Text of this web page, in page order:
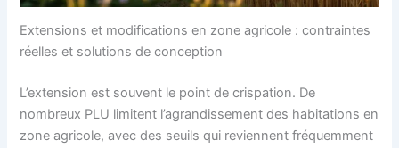
Extensions et modifications en zone agricole : contraintes
réelles et solutions de conception
L’extension est souvent le point de crispation. De
nombreux PLU limitent l’agrandissement des habitations en
zone agricole, avec des seuils qui reviennent fréquemment